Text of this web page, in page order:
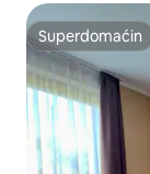
Superdomaćin
Superdomaćin